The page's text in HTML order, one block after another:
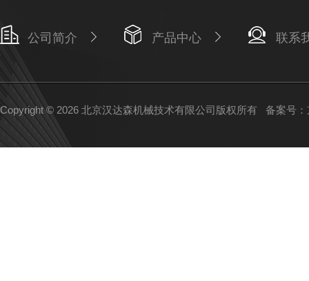
公司简介 产品中心 联系
Copyright © 2026 北京汉达森机械技术有限公司版权所有 备案号：